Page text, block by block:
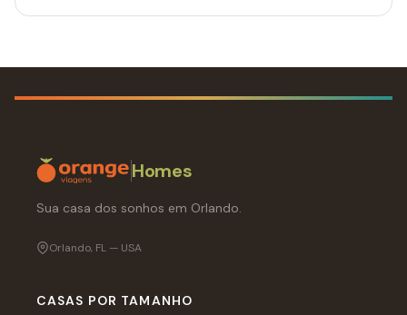
Homes
Sua casa dos sonhos em Orlando.
Orlando, FL — USA
CASAS POR TAMANHO